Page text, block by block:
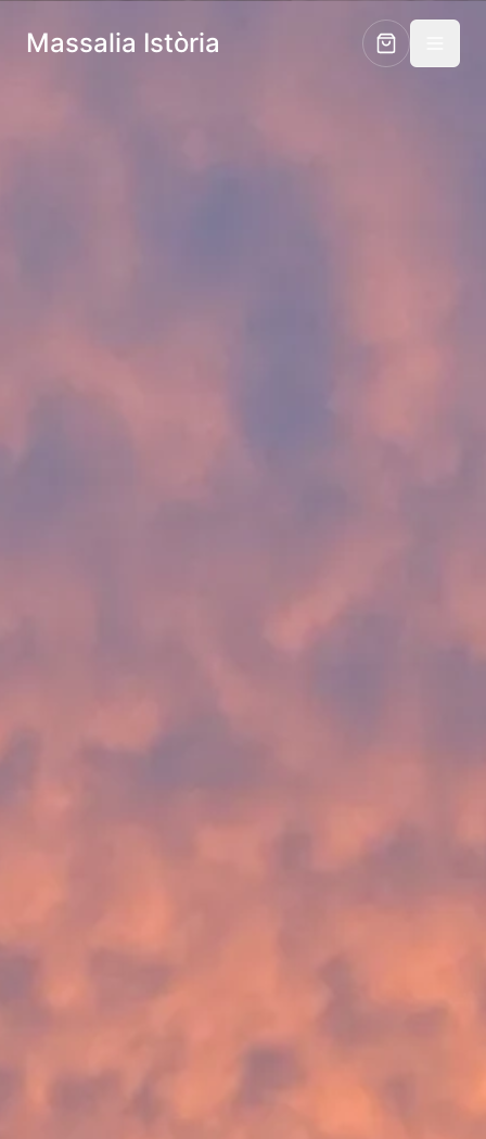
Massalia Istòria